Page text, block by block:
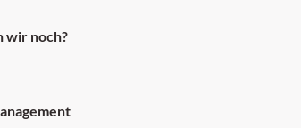
wir noch?